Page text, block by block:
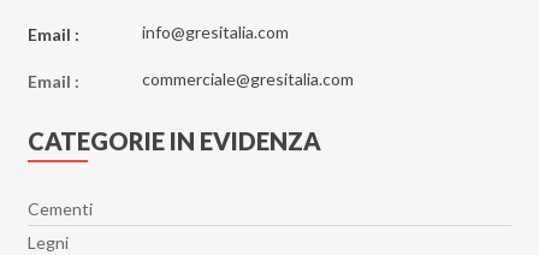
Email : info@gresitalia.com
Email : commerciale@gresitalia.com
CATEGORIE IN EVIDENZA
Cementi
Legni